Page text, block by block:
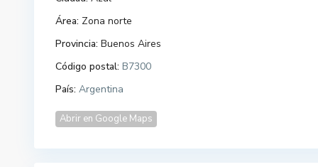
Área: Zona norte
Provincia: Buenos Aires
Código postal: B7300
País: Argentina
Abrir en Google Maps